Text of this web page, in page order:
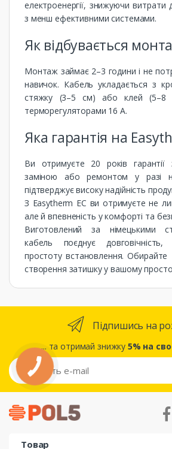
електроенергії, знижуючи витрати
з менш ефективними системами.
Як відбувається
Монтаж займає 2–3 години і не
навичок. Кабель укладається з
стяжку (3–5 см) або клей (5–8
терморегуляторами 16 А.
Яка гарантія на
Ви отримуєте 20 років
заміною або ремонтом у разі
підтверджує високу надійність
З Easytherm EC ви отримуєте не
але й впевненість у комфорті та
Виготовлений за німецькими
кабель поєднує довговічність,
простоту встановлення. Обирайте
створення затишку у вашому
Підпишись на
... та отримай знижку 5% на
Товар